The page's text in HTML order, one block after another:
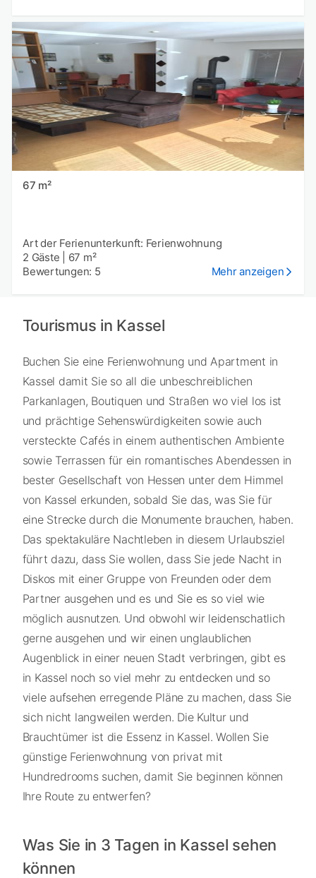
67 m²
Art der Ferienunterkunft: Ferienwohnung
2 Gäste
67 m²
Bewertungen: 5
Mehr anzeigen
Tourismus in Kassel
Buchen Sie eine Ferienwohnung und Apartment in
Kassel damit Sie so all die unbeschreiblichen
Parkanlagen, Boutiquen und Straßen wo viel los ist
und prächtige Sehenswürdigkeiten sowie auch
versteckte Cafés in einem authentischen Ambiente
sowie Terrassen für ein romantisches Abendessen in
bester Gesellschaft von Hessen unter dem Himmel
von Kassel erkunden, sobald Sie das, was Sie für
eine Strecke durch die Monumente brauchen, haben.
Das spektakuläre Nachtleben in diesem Urlaubsziel
führt dazu, dass Sie wollen, dass Sie jede Nacht in
Diskos mit einer Gruppe von Freunden oder dem
Partner ausgehen und es und Sie es so viel wie
möglich ausnutzen. Und obwohl wir leidenschatlich
gerne ausgehen und wir einen unglaublichen
Augenblick in einer neuen Stadt verbringen, gibt es
in Kassel noch so viel mehr zu entdecken und so
viele aufsehen erregende Pläne zu machen, dass Sie
sich nicht langweilen werden. Die Kultur und
Brauchtümer ist die Essenz in Kassel. Wollen Sie
günstige Ferienwohnung von privat mit
Hundredrooms suchen, damit Sie beginnen können
Ihre Route zu entwerfen?
Was Sie in 3 Tagen in Kassel sehen
können